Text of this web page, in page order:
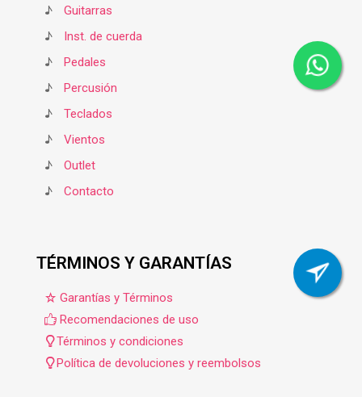
♪
Guitarras
♪
Inst. de cuerda
♪
Pedales
♪
Percusión
♪
Teclados
♪
Vientos
♪
Outlet
♪
Contacto
TÉRMINOS Y GARANTÍAS
Garantías y Términos
Recomendaciones de uso
Términos y condiciones
Política de devoluciones y reembolsos